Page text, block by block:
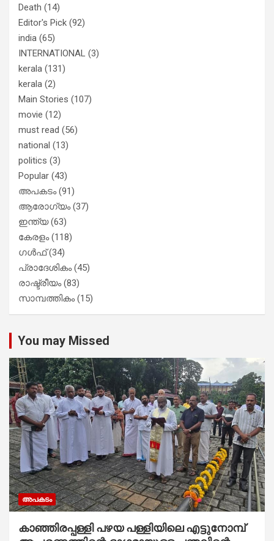
Death (14)
Editor's Pick (92)
india (65)
INTERNATIONAL (3)
kerala (131)
kerala (2)
Main Stories (107)
movie (12)
must read (56)
national (13)
politics (3)
Popular (43)
അപകടം(91)
ആരോഗ്യം(37)
ഇന്ത്യ(63)
കേരളം(118)
ഗൾഫ്(34)
പ്രാദേശികം(45)
രാഷ്ട്രീയം(83)
സാമ്പത്തികം(15)
You may Missed
അപകടം
കാഞ്ഞിരപ്പള്ളി പഴയ പള്ളിയിലെ എട്ടുനോമ്പ്